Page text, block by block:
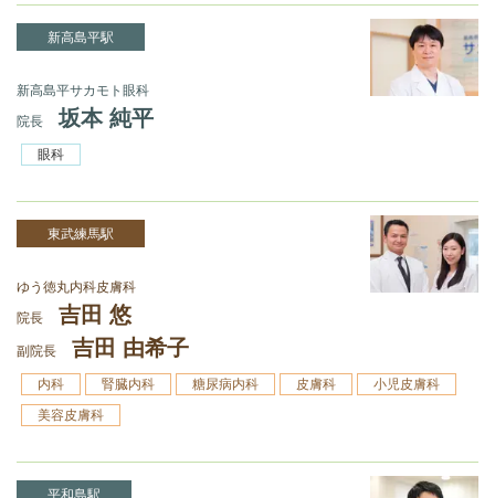
新高島平駅
新高島平サカモト眼科
院長
坂本 純平
眼科
東武練馬駅
ゆう徳丸内科皮膚科
院長
吉田 悠
副院長 吉田 由希子
内科 腎臓内科 糖尿病内科 皮膚科
小児皮膚科
美容皮膚科
平和島駅